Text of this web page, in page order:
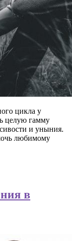
цикла у
целую гамму
и уныния.
любимому
в